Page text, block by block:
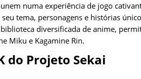
numa experiência de jogo
tema, personagens e histórias
diversificada de anime,
Miku e Kagamine Rin.
do Projeto Sekai